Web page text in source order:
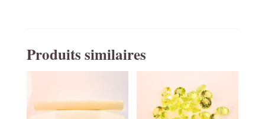
Produits similaires